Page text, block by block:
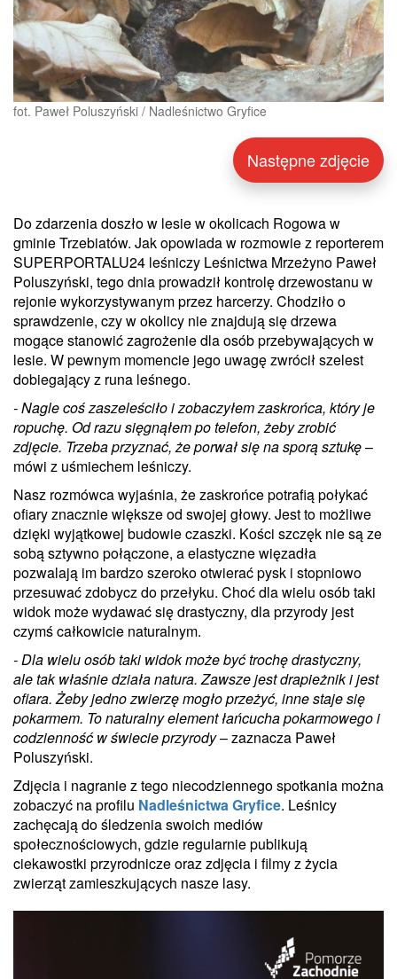
fot. Paweł Poluszyński / Nadleśnictwo Gryfice
Następne zdjęcie
Do zdarzenia doszło w lesie w okolicach Rogowa w
gminie Trzebiatów. Jak opowiada w rozmowie z reporterem
SUPERPORTALU24 leśniczy Leśnictwa Mrzeżyno Paweł
Poluszyński, tego dnia prowadził kontrolę drzewostanu w
rejonie wykorzystywanym przez harcerzy. Chodziło o
sprawdzenie, czy w okolicy nie znajdują się drzewa
mogące stanowić zagrożenie dla osób przebywających w
lesie. W pewnym momencie jego uwagę zwrócił szelest
dobiegający z runa leśnego.
- Nagle coś zaszeleściło i zobaczyłem zaskrońca, który je
ropuchę. Od razu sięgnąłem po telefon, żeby zrobić
zdjęcie. Trzeba przyznać, że porwał się na sporą sztukę–
mówi z uśmiechem leśniczy.
Nasz rozmówca wyjaśnia, że zaskrońce potrafią połykać
ofiary znacznie większe od swojej głowy. Jest to możliwe
dzięki wyjątkowej budowie czaszki. Kości szczęk nie są ze
sobą sztywno połączone, a elastyczne więzadła
pozwalają im bardzo szeroko otwierać pysk i stopniowo
przesuwać zdobycz do przełyku. Choć dla wielu osób taki
widok może wydawać się drastyczny, dla przyrody jest
czymś całkowicie naturalnym.
- Dla wielu osób taki widok może być trochę drastyczny,
ale tak właśnie działa natura. Zawsze jest drapieżnik i jest
ofiara. Żeby jedno zwierzę mogło przeżyć, inne staje się
pokarmem. To naturalny element łańcucha pokarmowego i
codzienność w świecie przyrody– zaznacza Paweł
Poluszyński.
Zdjęcia i nagranie z tego niecodziennego spotkania można
zobaczyć na profilu Nadleśnictwa Gryfice. Leśnicy
zachęcają do śledzenia swoich mediów
społecznościowych, gdzie regularnie publikują
ciekawostki przyrodnicze oraz zdjęcia i filmy z życia
zwierząt zamieszkujących nasze lasy.